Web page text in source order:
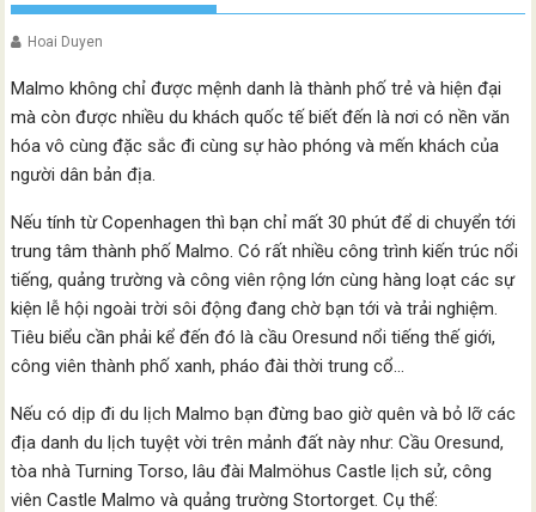
Hoai Duyen
Malmo không chỉ được mệnh danh là thành phố trẻ và hiện đại
mà còn được nhiều du khách quốc tế biết đến là nơi có nền văn
hóa vô cùng đặc sắc đi cùng sự hào phóng và mến khách của
người dân bản địa.
Nếu tính từ Copenhagen thì bạn chỉ mất 30 phút để di chuyển tới
trung tâm thành phố Malmo. Có rất nhiều công trình kiến trúc nổi
tiếng, quảng trường và công viên rộng lớn cùng hàng loạt các sự
kiện lễ hội ngoài trời sôi động đang chờ bạn tới và trải nghiệm.
Tiêu biểu cần phải kể đến đó là cầu Oresund nổi tiếng thế giới,
công viên thành phố xanh, pháo đài thời trung cổ…
Nếu có dịp đi du lịch Malmo bạn đừng bao giờ quên và bỏ lỡ các
địa danh du lịch tuyệt vời trên mảnh đất này như: Cầu Oresund,
tòa nhà Turning Torso, lâu đài Malmöhus Castle lịch sử, công
viên Castle Malmo và quảng trường Stortorget. Cụ thể: